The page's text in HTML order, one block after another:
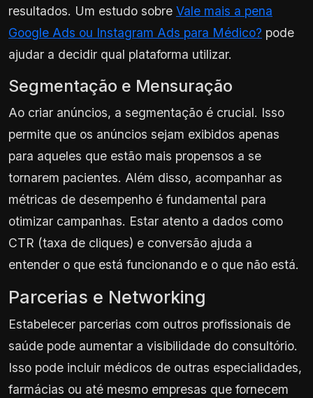
resultados. Um estudo sobre Vale mais a pena
Google Ads ou Instagram Ads para Médico? pode
ajudar a decidir qual plataforma utilizar.
Segmentação e Mensuração
Ao criar anúncios, a segmentação é crucial. Isso
permite que os anúncios sejam exibidos apenas
para aqueles que estão mais propensos a se
tornarem pacientes. Além disso, acompanhar as
métricas de desempenho é fundamental para
otimizar campanhas. Estar atento a dados como
CTR (taxa de cliques) e conversão ajuda a
entender o que está funcionando e o que não está.
Parcerias e Networking
Estabelecer parcerias com outros profissionais de
saúde pode aumentar a visibilidade do consultório.
Isso pode incluir médicos de outras especialidades,
farmácias ou até mesmo empresas que fornecem